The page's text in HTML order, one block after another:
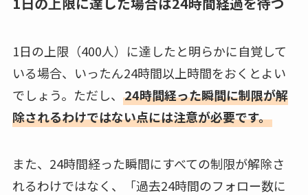
1日の上限（400人）に達したと明らかに自覚して
いる場合、いったん24時間以上時間をおくとよい
でしょう。ただし、 24時間経った瞬間に制限が解
除されるわけではない点には注意が必要です。
また、24時間経った瞬間にすべての制限が解除さ
れるわけではなく、「過去24時間のフォロー数に